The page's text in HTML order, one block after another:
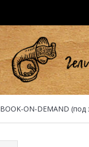
BOOK-ON-DEMAND (под